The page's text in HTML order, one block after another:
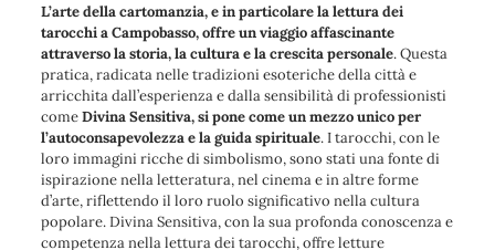
L’arte della cartomanzia, e in particolare la lettura dei
tarocchi a Campobasso, offre un viaggio affascinante
attraverso la storia, la cultura e la crescita personale. Questa
pratica, radicata nelle tradizioni esoteriche della città e
arricchita dall’esperienza e dalla sensibilità di professionisti
comeDivina Sensitiva, si pone come un mezzo unico per
l’autoconsapevolezza e la guida spirituale. I tarocchi, con le
loro immagini ricche di simbolismo, sono stati una fonte di
ispirazione nella letteratura, nel cinema e in altre forme
d’arte, riflettendo il loro ruolo significativo nella cultura
popolare. Divina Sensitiva, con la sua profonda conoscenza e
competenza nella lettura dei tarocchi, offre letture